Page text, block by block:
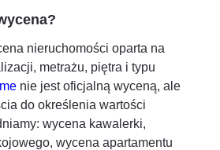
nieruchomości oparta na
metrażu, piętra i typu
nie jest oficjalną wyceną, ale
do określenia wartości
wycena kawalerki,
wycena apartamentu